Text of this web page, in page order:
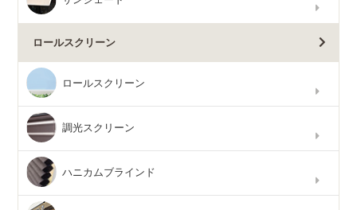
ロールスクリーン
ロールスクリーン
調光スクリーン
ハニカムブラインド